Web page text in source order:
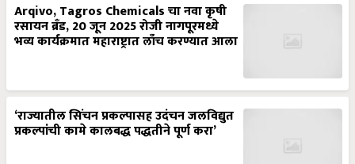
Arqivo, Tagros Chemicals चा नवा कृषी
रसायन ब्रँड, 20 जून 2025 रोजी नागपूरमध्ये
भव्य कार्यक्रमात महाराष्ट्रात लाँच करण्यात आला
‘राज्यातील सिंचन प्रकल्पासह उदंचन जलविद्युत
प्रकल्पांची कामे कालबद्ध पद्धतीने पूर्ण करा’